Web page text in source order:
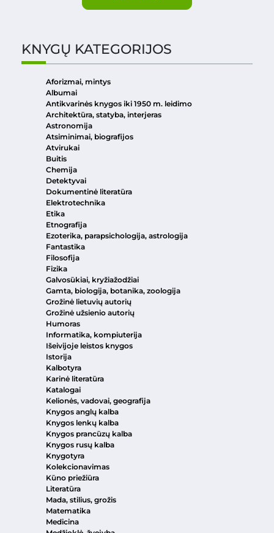
KNYGŲ KATEGORIJOS
Aforizmai, mintys
Albumai
Antikvarinės knygos iki 1950 m. leidimo
Architektūra, statyba, interjeras
Astronomija
Atsiminimai, biografijos
Atvirukai
Buitis
Chemija
Detektyvai
Dokumentinė literatūra
Elektrotechnika
Etika
Etnografija
Ezoterika, parapsichologija, astrologija
Fantastika
Filosofija
Fizika
Galvosūkiai, kryžiažodžiai
Gamta, biologija, botanika, zoologija
Grožinė lietuvių autorių
Grožinė užsienio autorių
Humoras
Informatika, kompiuterija
Išeivijoje leistos knygos
Istorija
Kalbotyra
Karinė literatūra
Katalogai
Kelionės, vadovai, geografija
Knygos anglų kalba
Knygos lenkų kalba
Knygos prancūzų kalba
Knygos rusų kalba
Knygotyra
Kolekcionavimas
Kūno priežiūra
Literatūra
Mada, stilius, grožis
Matematika
Medicina